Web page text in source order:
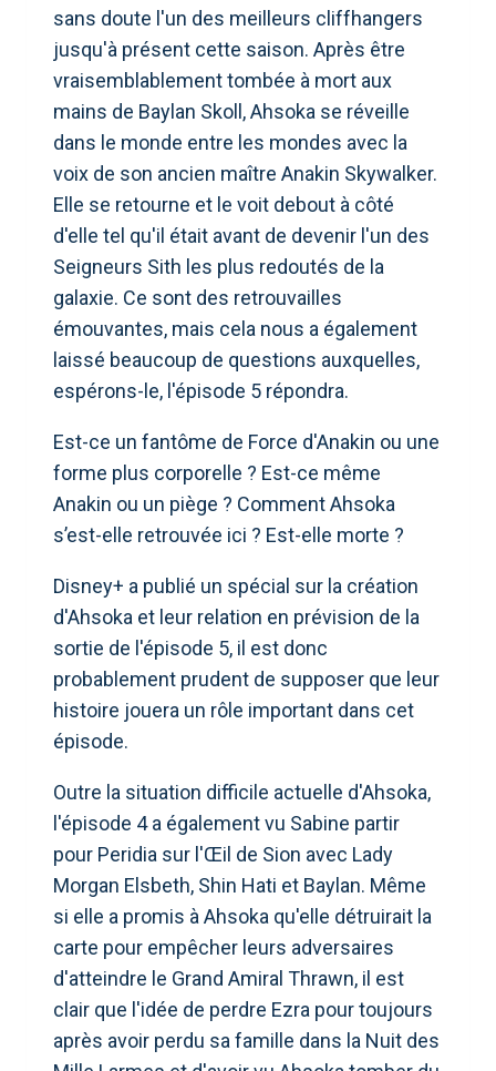
sans doute l'un des meilleurs cliffhangers
jusqu'à présent cette saison. Après être
vraisemblablement tombée à mort aux
mains de Baylan Skoll, Ahsoka se réveille
dans le monde entre les mondes avec la
voix de son ancien maître Anakin Skywalker.
Elle se retourne et le voit debout à côté
d'elle tel qu'il était avant de devenir l'un des
Seigneurs Sith les plus redoutés de la
galaxie. Ce sont des retrouvailles
émouvantes, mais cela nous a également
laissé beaucoup de questions auxquelles,
espérons-le, l'épisode 5 répondra.
Est-ce un fantôme de Force d'Anakin ou une
forme plus corporelle ? Est-ce même
Anakin ou un piège ? Comment Ahsoka
s’est-elle retrouvée ici ? Est-elle morte ?
Disney+ a publié un spécial sur la création
d'Ahsoka et leur relation en prévision de la
sortie de l'épisode 5, il est donc
probablement prudent de supposer que leur
histoire jouera un rôle important dans cet
épisode.
Outre la situation difficile actuelle d'Ahsoka,
l'épisode 4 a également vu Sabine partir
pour Peridia sur l'Œil de Sion avec Lady
Morgan Elsbeth, Shin Hati et Baylan. Même
si elle a promis à Ahsoka qu'elle détruirait la
carte pour empêcher leurs adversaires
d'atteindre le Grand Amiral Thrawn, il est
clair que l'idée de perdre Ezra pour toujours
après avoir perdu sa famille dans la Nuit des